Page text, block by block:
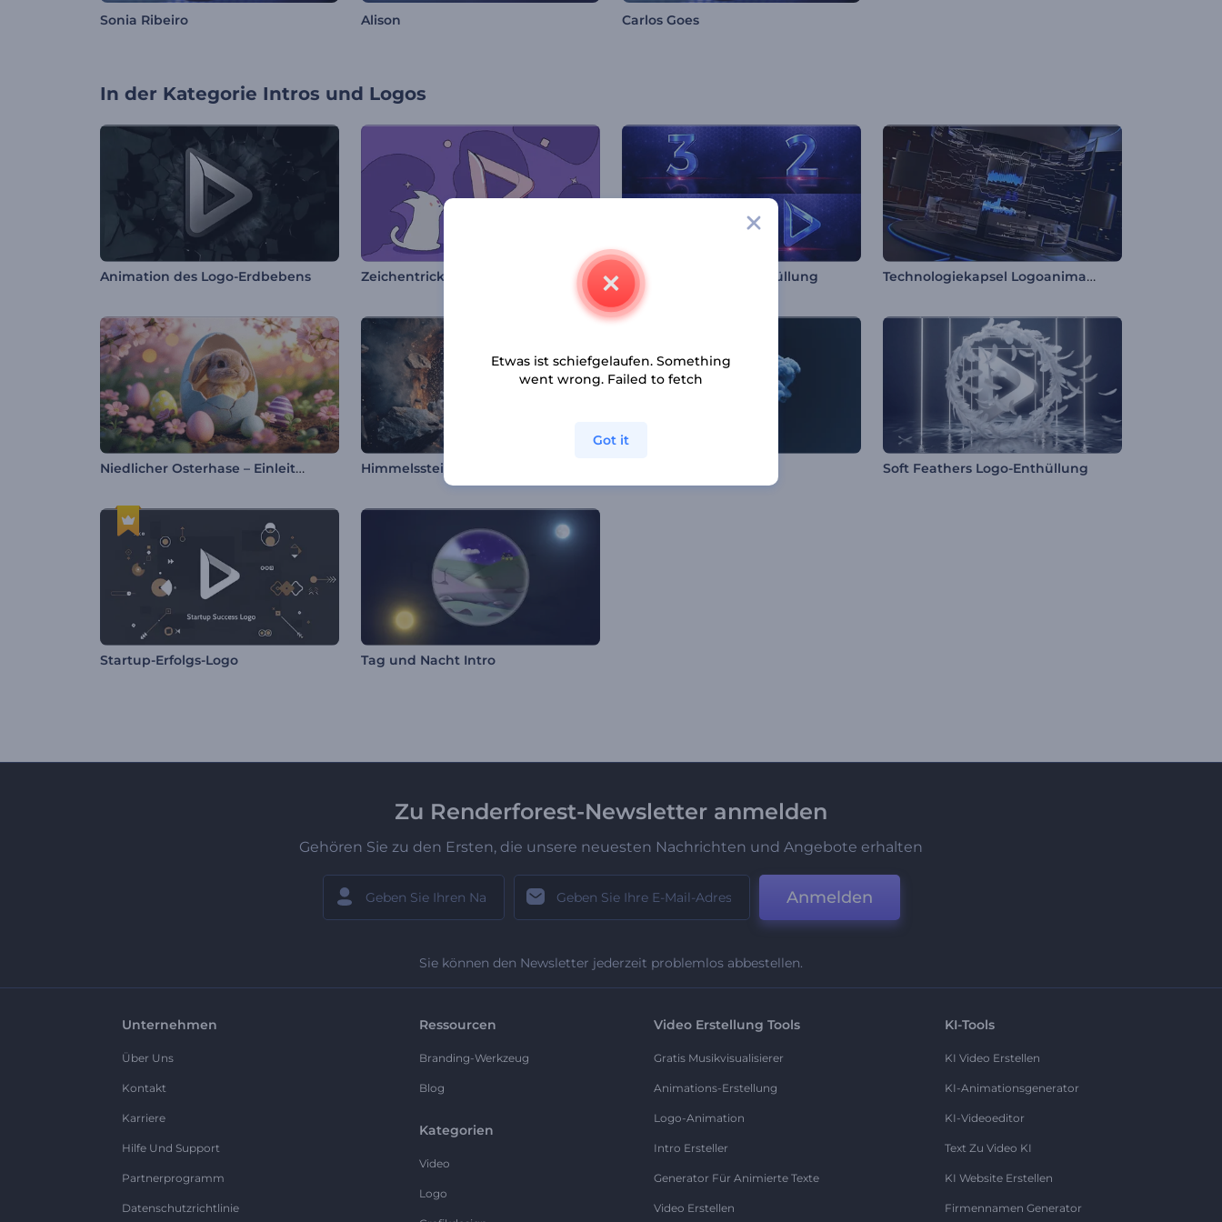
Sonia Ribeiro Alison Carlos Goes
In der Kategorie Intros und Logos
Animation des Logo-Erdbebens Zeichentrickfilm Kätzchen Intro Countdown-Logo-Enthüllung Technologiekapsel Logoanimation
Niedlicher Osterhase – Einleitung Himmelssteine Intro Soft Feathers Logo-Enthüllung
Startup-Erfolgs-Logo Tag und Nacht Intro
Zu Renderforest-Newsletter anmelden
Gehören Sie zu den Ersten, die unsere neuesten Nachrichten und Angebote erhalten
Anmelden
Sie können den Newsletter jederzeit problemlos abbestellen.
Unternehmen
Über Uns
Kontakt
Karriere
Hilfe Und Support
Partnerprogramm
Datenschutzrichtlinie
Ressourcen
Branding-Werkzeug
Blog
Kategorien
Video
Logo
Video Erstellung Tools
Gratis Musikvisualisierer
Animations-Erstellung
Logo-Animation
Intro Ersteller
Generator Für Animierte Texte
Video Erstellen
KI-Tools
KI Video Erstellen
KI-Animationsgenerator
KI-Videoeditor
Text Zu Video KI
KI Website Erstellen
Firmennamen Generator
Etwas ist schiefgelaufen. Something
went wrong. Failed to fetch
Got it